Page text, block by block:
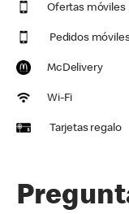
Ofertas móviles
Pedidos
McDelivery
Wi-Fi
Tarjetas regalo